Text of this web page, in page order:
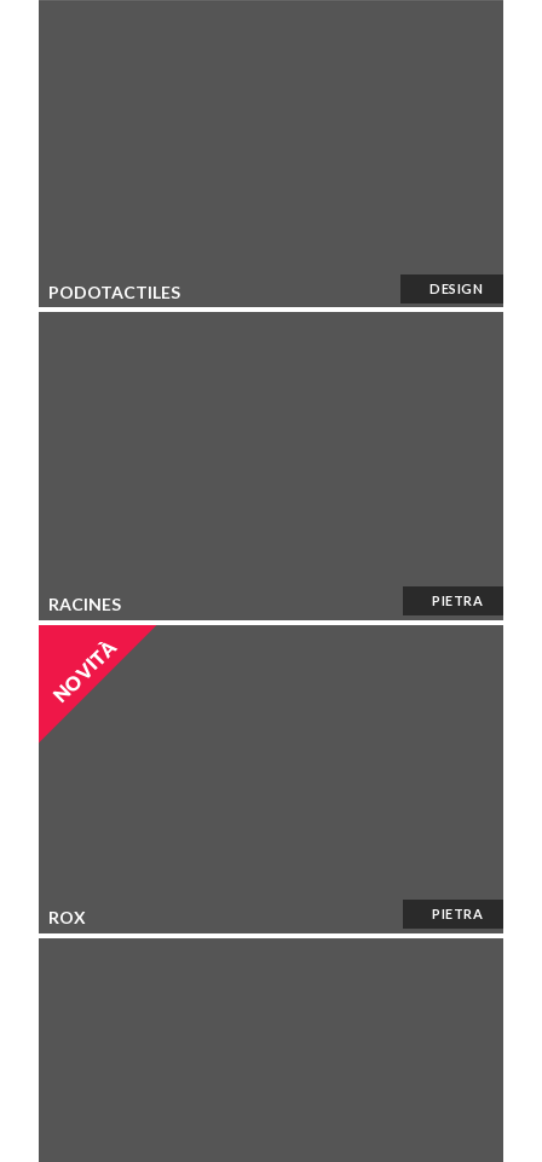
PODOTACTILES DESIGN
RACINES PIETRA
NOVITÀ
ROX PIETRA